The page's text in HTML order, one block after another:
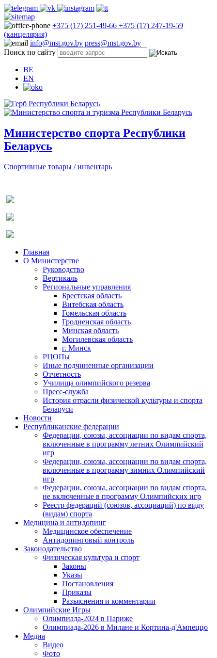
+375 (17) 251-49-66 +375 (17) 247-19-59
(канцелярия)
info@mst.gov.by press@mst.gov.by
Поиск по сайту
BE
EN
Министерство спорта Республики
Беларусь
Спортивные товары / инвентарь
Главная
О Министерстве
Руководство
Вертикаль
Региональные управления
Брестская область
Витебская область
Гомельская область
Гродненская область
Минская область
Могилевская область
г. Минск
РЦОПы
Иные подчиненные организации
Отчетность
Училища олимпийского резерва
Пресс-служба
История отрасли физической культуры и спорта
Беларуси
Новости
Республиканские федерации
Федерации, союзы, ассоциации по видам спорта,
включенные в программу летних Олимпийский
игр
Федерации, союзы, ассоциации по видам спорта,
включенные в программу зимних Олимпийский
игр
Федерации, союзы, ассоциации по видам спорта,
не включенные в программу Олимпийских игр
Реестр федераций (союзов, ассоциаций) по виду
(видам) спорта
Медицина и антидопинг
Медицинское обеспечение
Антидопинговый контроль
Законодательство
Физическая культура и спорт
Законы
Указы
Постановления
Приказы
Разъяснения и комментарии
Олимпийские Игры
Олимпиада-2024 в Париже
Олимпиада-2026 в Милане и Кортина-д'Ампеццо
Медиа
Видео
Фото